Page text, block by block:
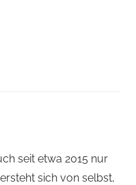
seit etwa 2015 nur
sich von selbst,